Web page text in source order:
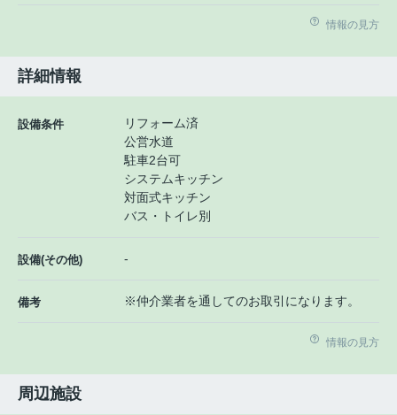
情報の見方
詳細情報
設備条件
リフォーム済
公営水道
駐車2台可
システムキッチン
対面式キッチン
バス・トイレ別
設備(その他) -
備考 ※仲介業者を通してのお取引になります。
情報の見方
周辺施設